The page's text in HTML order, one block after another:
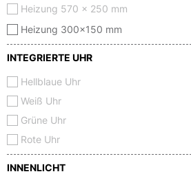
Heizung 570 x 250 mm
Heizung 300x150 mm
INTEGRIERTE UHR
Hellblaue Uhr
Weiß Uhr
Grüne Uhr
Rote Uhr
INNENLICHT